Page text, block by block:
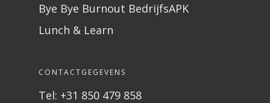
Bye Bye Burnout BedrijfsAPK
Lunch & Learn
CONTACTGEGEVENS
Tel: +31 850 479 858